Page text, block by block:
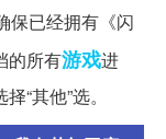
保已经拥有《闪
的所有游戏进
“其他”选。